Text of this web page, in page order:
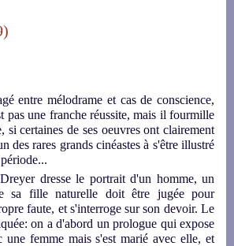
entre mélodrame et cas de conscience,
pas une franche réussite, mais il fourmille
si certaines de ses oeuvres ont clairement
des rares grands cinéastes à s'être illustré
dresse le portrait d'un homme, un
sa fille naturelle doit être jugée pour
faute, et s'interroge sur son devoir. Le
on a d'abord un prologue qui expose
femme mais s'est marié avec elle, et